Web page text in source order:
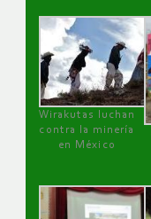
Wirakutas luchan
contra la minería
en México